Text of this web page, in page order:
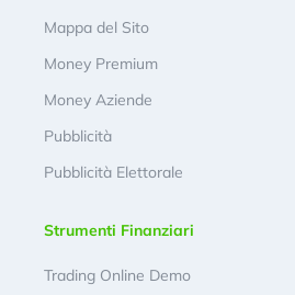
Mappa del Sito
Money Premium
Money Aziende
Pubblicità
Pubblicità Elettorale
Strumenti Finanziari
Trading Online Demo